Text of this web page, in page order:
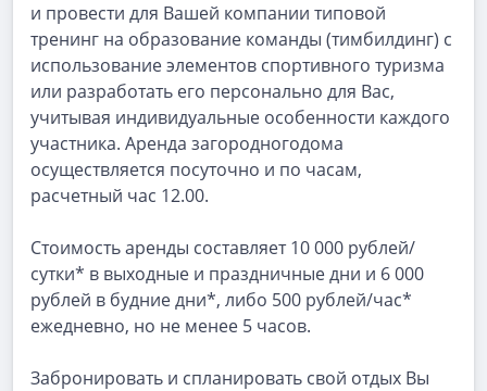
и провести для Вашей компании типовой
тренинг на образование команды (тимбилдинг) с
использование элементов спортивного туризма
или разработать его персонально для Вас,
учитывая индивидуальные особенности каждого
участника. Аренда загородногодома
осуществляется посуточно и по часам,
расчетный час 12.00.
Стоимость аренды составляет 10 000 рублей/
сутки* в выходные и праздничные дни и 6 000
рублей в будние дни*, либо 500 рублей/час*
ежедневно, но не менее 5 часов.
Забронировать и спланировать свой отдых Вы